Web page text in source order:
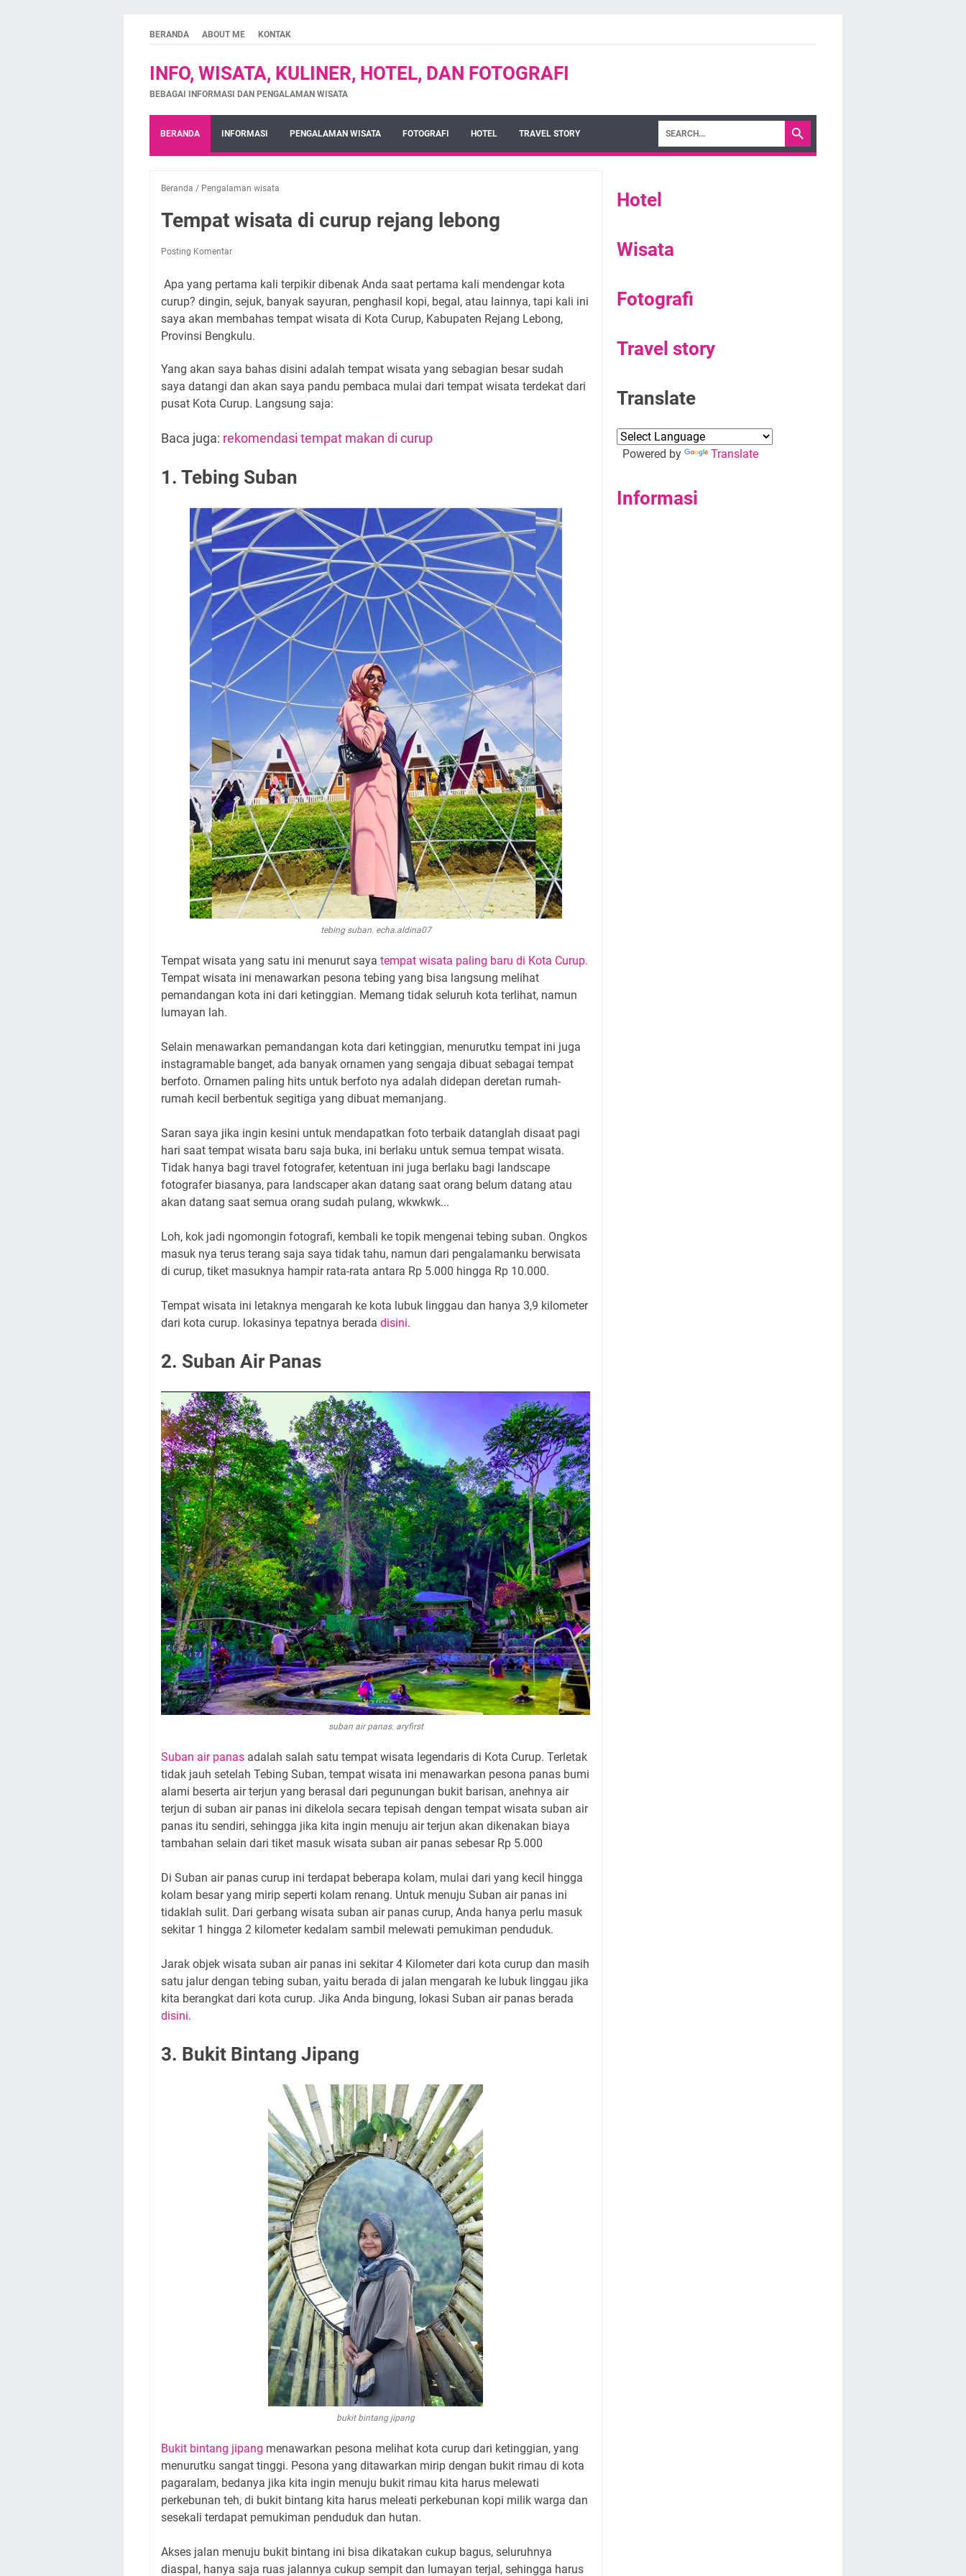
BERANDA ABOUT ME KONTAK
INFO, WISATA, KULINER, HOTEL, DAN FOTOGRAFI
BEBAGAI INFORMASI DAN PENGALAMAN WISATA
BERANDA INFORMASI PENGALAMAN WISATA FOTOGRAFI HOTEL TRAVEL STORY
Beranda / Pengalaman wisata
Tempat wisata di curup rejang lebong
Posting Komentar
Apa yang pertama kali terpikir dibenak Anda saat pertama kali mendengar kota
curup? dingin, sejuk, banyak sayuran, penghasil kopi, begal, atau lainnya, tapi kali ini
saya akan membahas tempat wisata di Kota Curup, Kabupaten Rejang Lebong,
Provinsi Bengkulu.
Yang akan saya bahas disini adalah tempat wisata yang sebagian besar sudah
saya datangi dan akan saya pandu pembaca mulai dari tempat wisata terdekat dari
pusat Kota Curup. Langsung saja:
Baca juga: rekomendasi tempat makan di curup
1. Tebing Suban
tebing suban. echa.aldina07
Tempat wisata yang satu ini menurut saya tempat wisata paling baru di Kota Curup.
Tempat wisata ini menawarkan pesona tebing yang bisa langsung melihat
pemandangan kota ini dari ketinggian. Memang tidak seluruh kota terlihat, namun
lumayan lah.
Selain menawarkan pemandangan kota dari ketinggian, menurutku tempat ini juga
instagramable banget, ada banyak ornamen yang sengaja dibuat sebagai tempat
berfoto. Ornamen paling hits untuk berfoto nya adalah didepan deretan rumah-
rumah kecil berbentuk segitiga yang dibuat memanjang.
Saran saya jika ingin kesini untuk mendapatkan foto terbaik datanglah disaat pagi
hari saat tempat wisata baru saja buka, ini berlaku untuk semua tempat wisata.
Tidak hanya bagi travel fotografer, ketentuan ini juga berlaku bagi landscape
fotografer biasanya, para landscaper akan datang saat orang belum datang atau
akan datang saat semua orang sudah pulang, wkwkwk...
Loh, kok jadi ngomongin fotografi, kembali ke topik mengenai tebing suban. Ongkos
masuk nya terus terang saja saya tidak tahu, namun dari pengalamanku berwisata
di curup, tiket masuknya hampir rata-rata antara Rp 5.000 hingga Rp 10.000.
Tempat wisata ini letaknya mengarah ke kota lubuk linggau dan hanya 3,9 kilometer
dari kota curup. lokasinya tepatnya berada disini.
2. Suban Air Panas
suban air panas. aryfirst
Suban air panas adalah salah satu tempat wisata legendaris di Kota Curup. Terletak
tidak jauh setelah Tebing Suban, tempat wisata ini menawarkan pesona panas bumi
alami beserta air terjun yang berasal dari pegunungan bukit barisan, anehnya air
terjun di suban air panas ini dikelola secara tepisah dengan tempat wisata suban air
panas itu sendiri, sehingga jika kita ingin menuju air terjun akan dikenakan biaya
tambahan selain dari tiket masuk wisata suban air panas sebesar Rp 5.000
Di Suban air panas curup ini terdapat beberapa kolam, mulai dari yang kecil hingga
kolam besar yang mirip seperti kolam renang. Untuk menuju Suban air panas ini
tidaklah sulit. Dari gerbang wisata suban air panas curup, Anda hanya perlu masuk
sekitar 1 hingga 2 kilometer kedalam sambil melewati pemukiman penduduk.
Jarak objek wisata suban air panas ini sekitar 4 Kilometer dari kota curup dan masih
satu jalur dengan tebing suban, yaitu berada di jalan mengarah ke lubuk linggau jika
kita berangkat dari kota curup. Jika Anda bingung, lokasi Suban air panas berada
disini.
3. Bukit Bintang Jipang
bukit bintang jipang
Bukit bintang jipang menawarkan pesona melihat kota curup dari ketinggian, yang
menurutku sangat tinggi. Pesona yang ditawarkan mirip dengan bukit rimau di kota
pagaralam, bedanya jika kita ingin menuju bukit rimau kita harus melewati
perkebunan teh, di bukit bintang kita harus meleati perkebunan kopi milik warga dan
sesekali terdapat pemukiman penduduk dan hutan.
Akses jalan menuju bukit bintang ini bisa dikatakan cukup bagus, seluruhnya
diaspal, hanya saja ruas jalannya cukup sempit dan lumayan terjal, sehingga harus
Hotel
Wisata
Fotografi
Travel story
Translate
Powered by Translate
Informasi